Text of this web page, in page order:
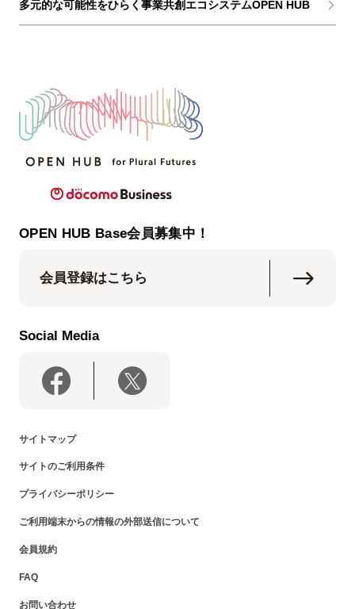
多元的な可能性をひらく事業共創エコシステムOPEN HUB
OPEN HUB Base会員募集中！
会員登録はこちら
Social Media
サイトマップ
サイトのご利用条件
プライバシーポリシー
ご利用端末からの情報の外部送信について
会員規約
FAQ
お問い合わせ